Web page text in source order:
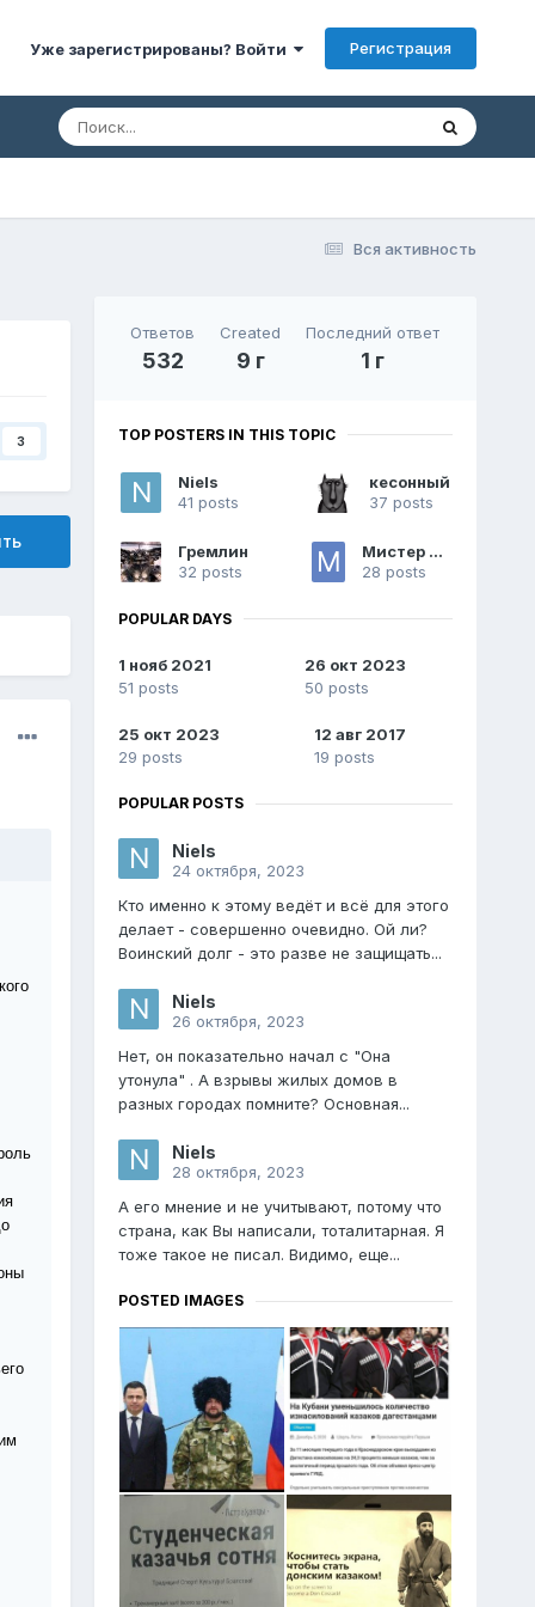
Уже зарегистрированы? Войти Регистрация
Вся активность
3
Ответов
532
Created
9 г
Последний ответ
1 г
TOP POSTERS IN THIS TOPIC
Niels
41 posts
кесонный
37 posts
Гремлин
32 posts
Мистер Хрюк
28 posts
POPULAR DAYS
1 нояб 2021
51 posts
26 окт 2023
50 posts
25 окт 2023
29 posts
12 авг 2017
19 posts
POPULAR POSTS
Niels
24 октября, 2023
Кто именно к этому ведёт и всё для этого
делает - совершенно очевидно. Ой ли?
Воинский долг - это разве не защищать...
Niels
26 октября, 2023
Нет, он показательно начал с "Она
утонула" . А взрывы жилых домов в
разных городах помните? Основная...
Niels
28 октября, 2023
А его мнение и не учитывают, потому что
страна, как Вы написали, тоталитарная. Я
тоже такое не писал. Видимо, еще...
POSTED IMAGES